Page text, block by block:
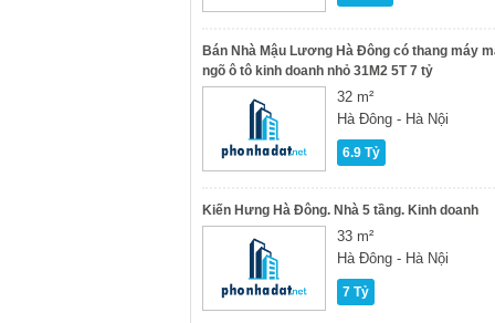
Bán Nhà Mậu Lương Hà Đông có thang máy
ngõ ô tô kinh doanh nhỏ 31M2 5T 7 tỷ
32 m²
Hà Đông - Hà Nội
6.9 Tỷ
Kiến Hưng Hà Đông. Nhà 5 tầng. Kinh doanh
33 m²
Hà Đông - Hà Nội
7 Tỷ